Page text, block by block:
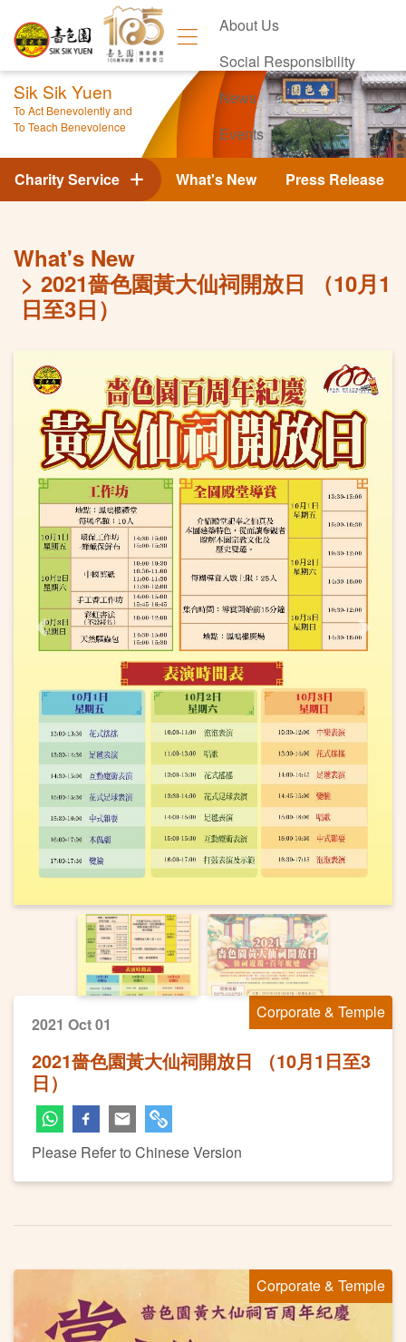
About Us
Social Responsibility
News
Events
Contact Us
Sik Sik Yuen
To Act Benevolently and
To Teach Benevolence
What's New Press Release
Charity Service
What's New
2021嗇色園黃大仙祠開放日 （10月1
日至3日）
Previous Next
Corporate & Temple
2021 Oct 01
2021嗇色園黃大仙祠開放日 （10月1日至3
日）
Please Refer to Chinese Version
Corporate & Temple